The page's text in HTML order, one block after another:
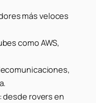
más veloces
como AWS,
desde rovers en